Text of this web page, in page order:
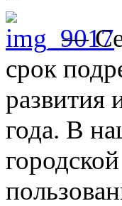
—
срок
развития
года. В